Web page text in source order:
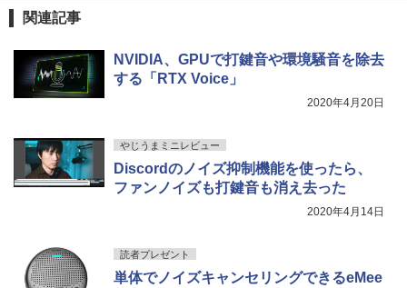
関連記事
NVIDIA、GPUで打鍵音や環境騒音を除去
する「RTX Voice」
2020年4月20日
やじうまミニレビュー
Discordのノイズ抑制機能を使ったら、
ファンノイズも打鍵音も消え去った
2020年4月14日
読者プレゼント
単体でノイズキャンセリングできるeMee